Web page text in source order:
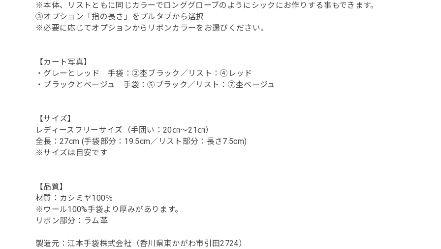
※本体、リストともに同じカラーでロンググローブのようにシックにお作りする事もできます。
③オプション「指の長さ」をプルタブから選択
※必要に応じてオプションからリボンカラーをお選びください。
【カート写真】
・グレーとレッド 手袋：②杢ブラック／リスト：④レッド
・ブラックとベージュ 手袋：⑤ブラック／リスト：⑦杢ベージュ
【サイズ】
レディースフリーサイズ（手囲い：20㎝～21㎝）
全長：27cm (手袋部分：19.5cm／リスト部分：長さ7.5cm)
※サイズは目安です
【品質】
材質：カシミヤ100％
※ウール100%手袋より厚みがあります。
リボン部分：ラム革
製造元：江本手袋株式会社（香川県東かがわ市引田2724）